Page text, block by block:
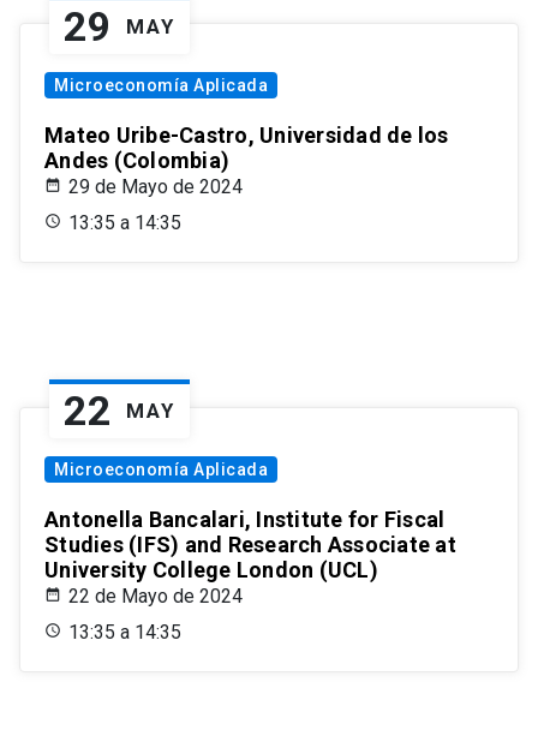
29 MAY
Microeconomía Aplicada
Mateo Uribe-Castro, Universidad de los
Andes (Colombia)
29 de Mayo de 2024
13:35 a 14:35
22 MAY
Microeconomía Aplicada
Antonella Bancalari, Institute for Fiscal
Studies (IFS) and Research Associate at
University College London (UCL)
22 de Mayo de 2024
13:35 a 14:35